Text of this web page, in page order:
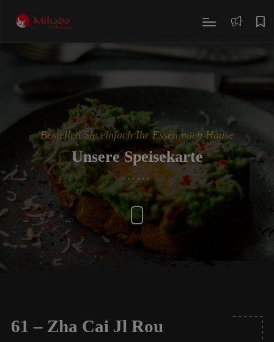
Bestellen Sie einfach Ihr Essen nach Hause
Unsere Speisekarte
61 – Zha Cai Jl Rou